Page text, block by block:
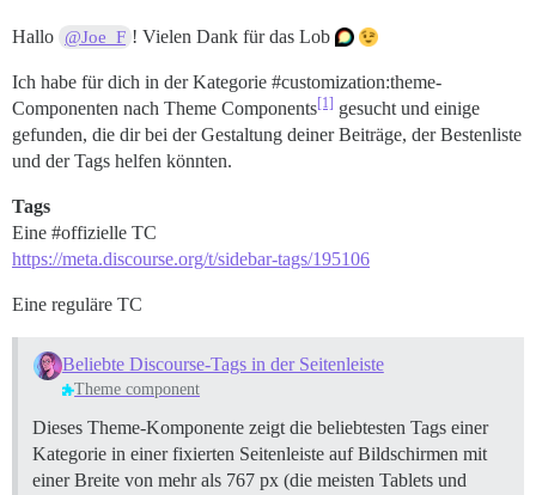
Hallo @Joe_F ! Vielen Dank für das Lob
Ich habe für dich in der Kategorie #customization:theme-
Componenten nach Theme Components[1] gesucht und einige
gefunden, die dir bei der Gestaltung deiner Beiträge, der Bestenliste
und der Tags helfen könnten.
Tags
Eine #offizielle TC
https://meta.discourse.org/t/sidebar-tags/195106
Eine reguläre TC
Beliebte Discourse-Tags in der Seitenleiste
Theme component
Dieses Theme-Komponente zeigt die beliebtesten Tags einer
Kategorie in einer fixierten Seitenleiste auf Bildschirmen mit
einer Breite von mehr als 767 px (die meisten Tablets und